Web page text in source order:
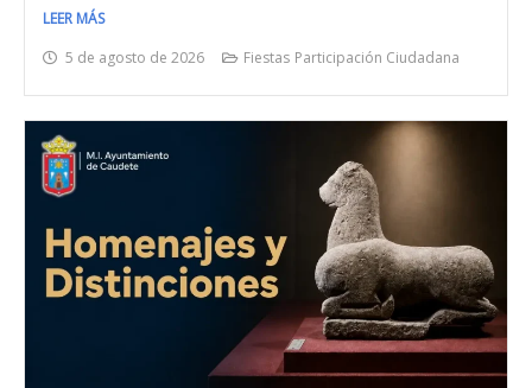
LEER MÁS
5 de agosto de 2026
Fiestas Participación Ciudadana